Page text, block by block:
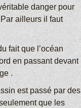
danger pour
ailleurs il faut
fait que l’océan
en passant devant
.
est passé par des
que les